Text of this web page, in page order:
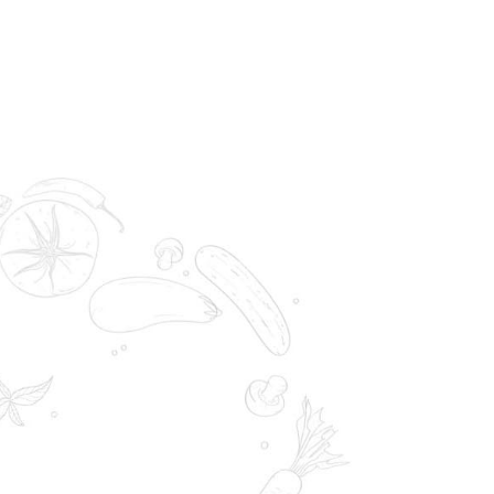
и зарубежными партнерами в сфере
и транспортировки применять самые строгие меры